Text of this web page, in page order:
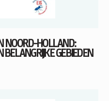
NOORD-HOLLAND:
GEBIEDEN